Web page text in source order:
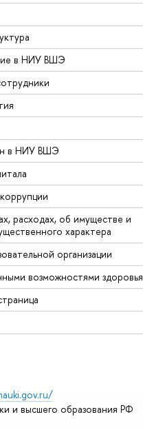
в НИУ ВШЭ
в НИУ ВШЭ
расходах, об имуществе и
характера
организации
возможностями здоровья
и высшего образования РФ